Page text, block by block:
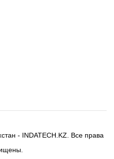
- INDATECH.KZ. Все права